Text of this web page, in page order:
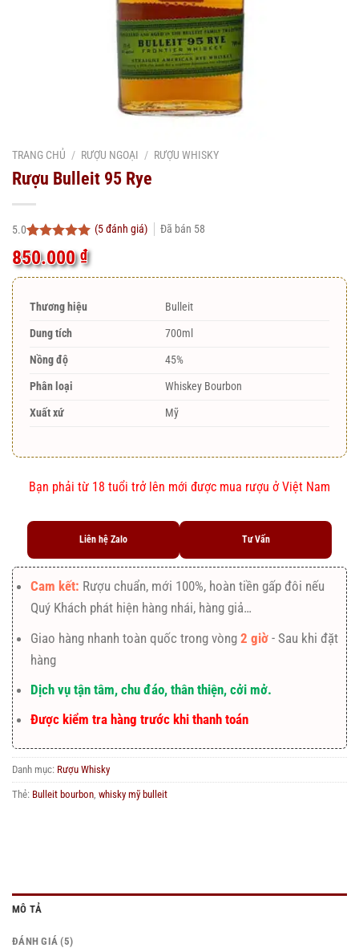
TRANG CHỦ / RƯỢU NGOẠI / RƯỢU WHISKY
Rượu Bulleit 95 Rye
5.0
5.0 trên 5
dựa trên
5
đánh giá
(5đánh giá) Đã bán 58
850.000₫
Thương hiệu
Bulleit
Dung tích
700ml
Nồng độ
45%
Phân loại
Whiskey Bourbon
Xuất xứ
Mỹ
Bạn phải từ 18 tuổi trở lên mới được mua rượu ở Việt Nam
Liên hệ Zalo Tư Vấn
Cam kết: Rượu chuẩn, mới 100%, hoàn tiền gấp đôi nếu
Quý Khách phát hiện hàng nhái, hàng giả…
Giao hàng nhanh toàn quốc trong vòng2 giờ - Sau khi đặt
hàng
Dịch vụ tận tâm, chu đáo, thân thiện, cởi mở.
Được kiểm tra hàng trước khi thanh toán
Danh mục: Rượu Whisky
Thẻ: Bulleit bourbon, whisky mỹ bulleit
MÔ TẢ
ĐÁNH GIÁ (5)